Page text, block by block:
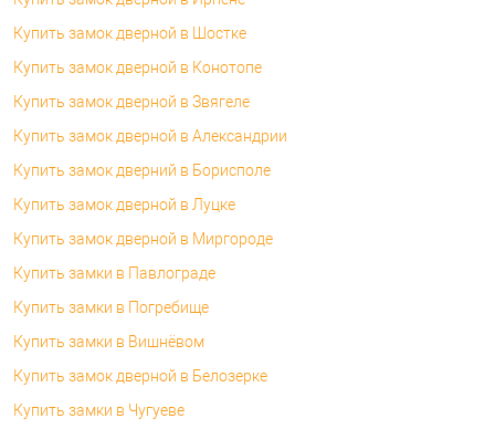
Купить замок дверной в Шостке
Купить замок дверной в Конотопе
Купить замок дверной в Звягеле
Купить замок дверной в Александрии
Купить замок дверний в Борисполе
Купить замок дверной в Луцке
Купить замок дверной в Миргороде
Купить замки в Павлограде
Купить замки в Погребище
Купить замки в Вишнёвом
Купить замок дверной в Белозерке
Купить замки в Чугуеве